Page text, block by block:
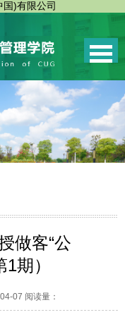
)有限公司
做客“公
期）
07 阅读量：